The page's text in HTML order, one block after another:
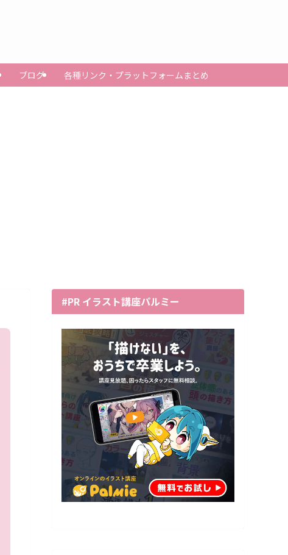
ブログ 各種リンク・プラットフォームまとめ
#PR イラスト講座パルミー